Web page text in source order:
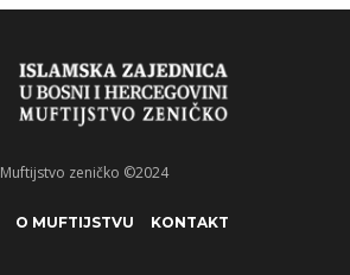
Muftijstvo zeničko ©2024
O MUFTIJSTVU KONTAKT